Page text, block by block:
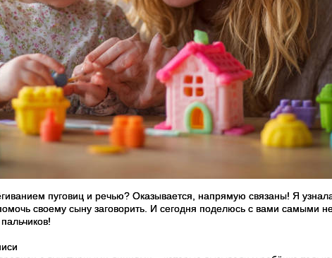
пуговиц и речью? Оказывается, напрямую связаны! Я
помочь своему сыну заговорить. И сегодня поделюсь с вами самыми